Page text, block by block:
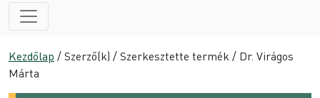
Kezdőlap / Szerző(k) / Szerkesztette termék / Dr. Virágos
Márta